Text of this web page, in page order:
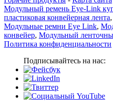
Модульный ремень Eye-Link
пластиковая конвейерная лента,
Модульные ремни Eye Link,
конвейер, Модульный
Политика конфиденциальности
Подписывайтесь на нас: